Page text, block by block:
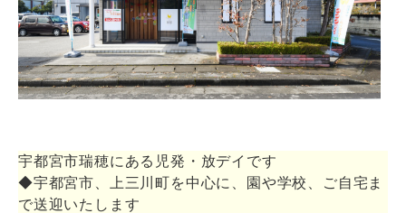
宇都宮市瑞穂にある児発・放デイです
◆宇都宮市、上三川町を中心に、園や学校、ご自宅ま
で送迎いたします